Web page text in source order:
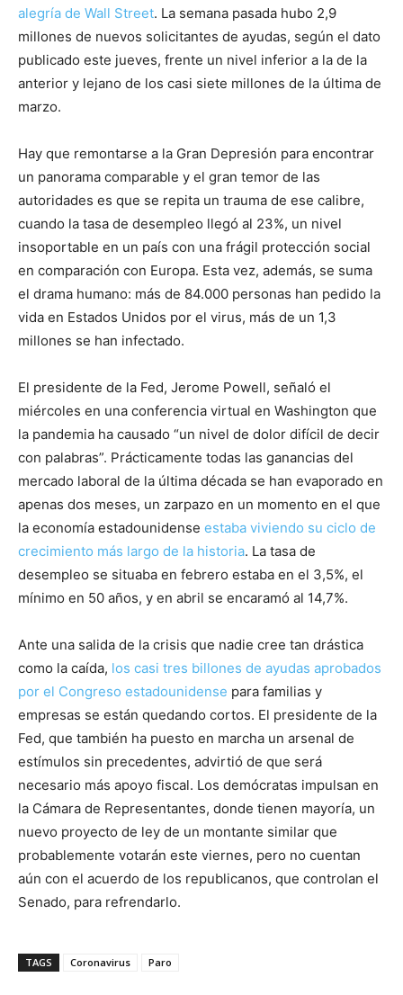
alegría de Wall Street. La semana pasada hubo 2,9
millones de nuevos solicitantes de ayudas, según el dato
publicado este jueves, frente un nivel inferior a la de la
anterior y lejano de los casi siete millones de la última de
marzo.
Hay que remontarse a la Gran Depresión para encontrar
un panorama comparable y el gran temor de las
autoridades es que se repita un trauma de ese calibre,
cuando la tasa de desempleo llegó al 23%, un nivel
insoportable en un país con una frágil protección social
en comparación con Europa. Esta vez, además, se suma
el drama humano: más de 84.000 personas han pedido la
vida en Estados Unidos por el virus, más de un 1,3
millones se han infectado.
El presidente de la Fed, Jerome Powell, señaló el
miércoles en una conferencia virtual en Washington que
la pandemia ha causado “un nivel de dolor difícil de decir
con palabras”. Prácticamente todas las ganancias del
mercado laboral de la última década se han evaporado en
apenas dos meses, un zarpazo en un momento en el que
la economía estadounidense estaba viviendo su ciclo de
crecimiento más largo de la historia. La tasa de
desempleo se situaba en febrero estaba en el 3,5%, el
mínimo en 50 años, y en abril se encaramó al 14,7%.
Ante una salida de la crisis que nadie cree tan drástica
como la caída, los casi tres billones de ayudas aprobados
por el Congreso estadounidense para familias y
empresas se están quedando cortos. El presidente de la
Fed, que también ha puesto en marcha un arsenal de
estímulos sin precedentes, advirtió de que será
necesario más apoyo fiscal. Los demócratas impulsan en
la Cámara de Representantes, donde tienen mayoría, un
nuevo proyecto de ley de un montante similar que
probablemente votarán este viernes, pero no cuentan
aún con el acuerdo de los republicanos, que controlan el
Senado, para refrendarlo.
TAGS Coronavirus Paro